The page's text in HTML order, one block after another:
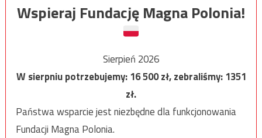
Wspieraj Fundację Magna Polonia!
Sierpień 2026
W sierpniu potrzebujemy:16 500zł, zebraliśmy:1351
zł.
Państwa wsparcie jest niezbędne dla funkcjonowania
Fundacji Magna Polonia.